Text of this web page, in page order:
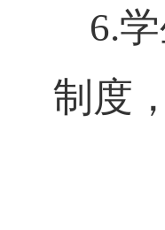
6.
制度